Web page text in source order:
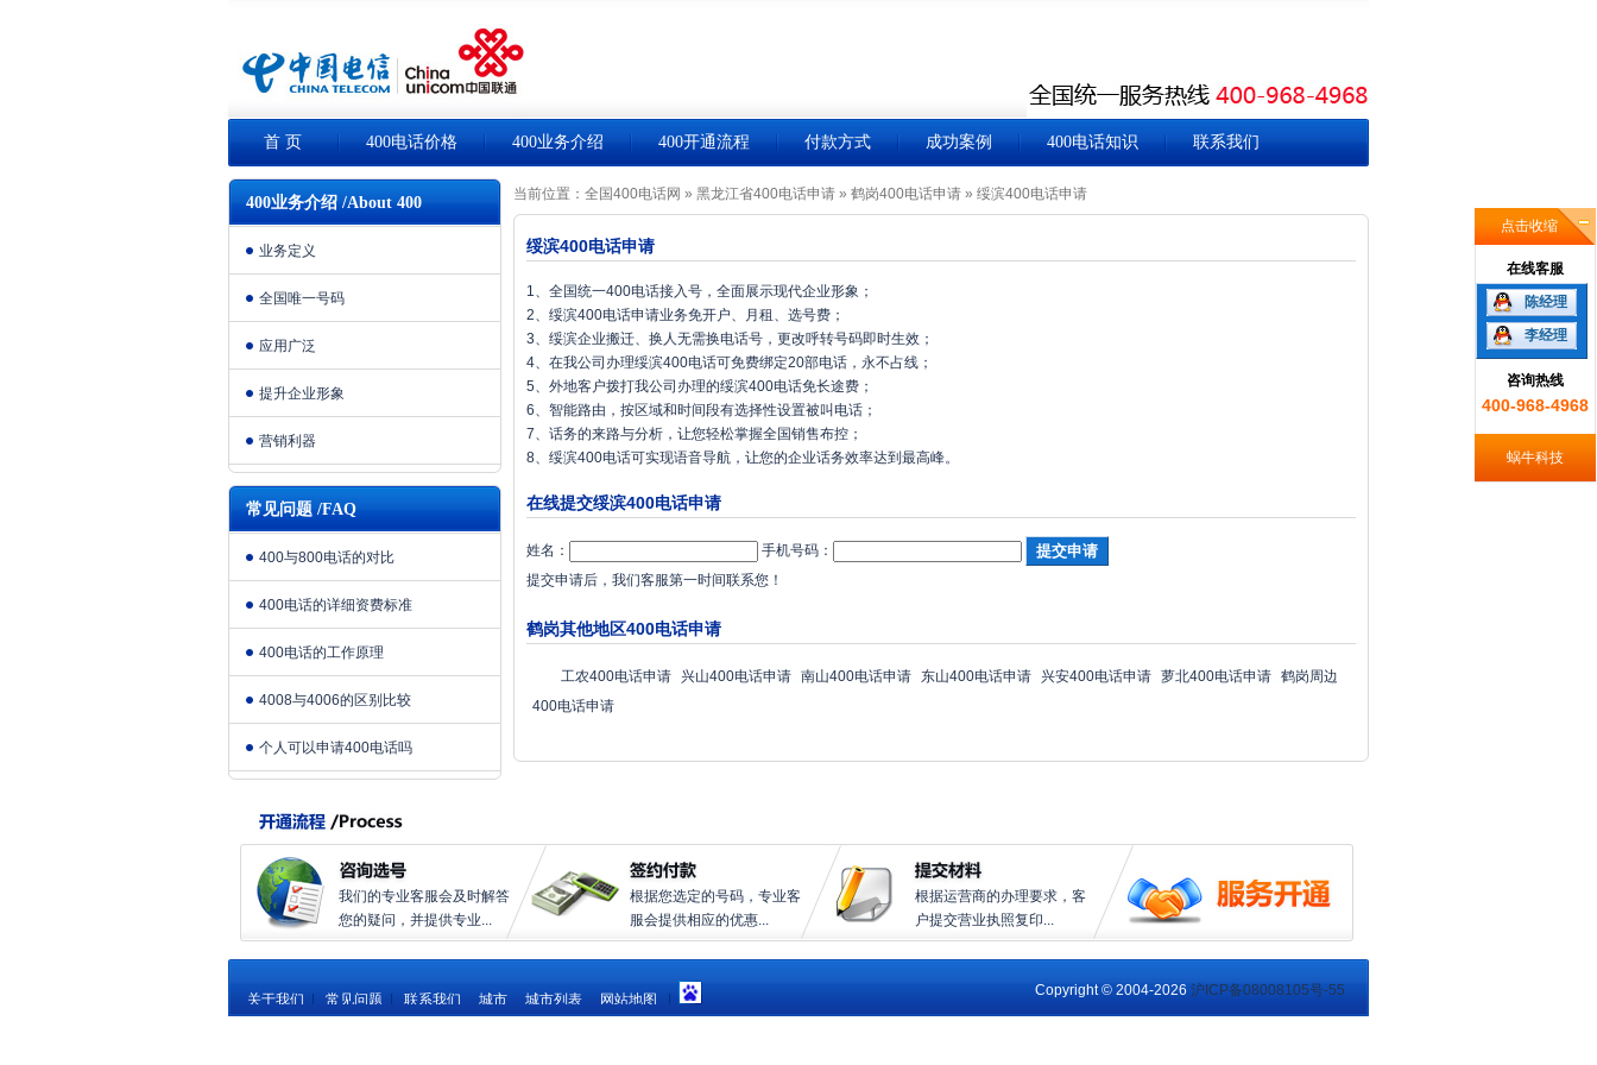
首 页 400电话价格 400业务介绍 400开通流程 付款方式 成功案例 400电话知识 联系我们
400业务介绍 /About 400
业务定义
全国唯一号码
应用广泛
提升企业形象
营销利器
常见问题 /FAQ
400与800电话的对比
400电话的详细资费标准
400电话的工作原理
4008与4006的区别比较
个人可以申请400电话吗
当前位置： 全国400电话网 » 黑龙江省400电话申请 » 鹤岗400电话申请 » 绥滨400电话申请
绥滨400电话申请
1、全国统一400电话接入号，全面展示现代企业形象；
2、绥滨400电话申请业务免开户、月租、选号费；
3、绥滨企业搬迁、换人无需换电话号，更改呼转号码即时生效；
4、在我公司办理绥滨400电话可免费绑定20部电话，永不占线；
5、外地客户拨打我公司办理的绥滨400电话免长途费；
6、智能路由，按区域和时间段有选择性设置被叫电话；
7、话务的来路与分析，让您轻松掌握全国销售布控；
8、绥滨400电话可实现语音导航，让您的企业话务效率达到最高峰。
在线提交绥滨400电话申请
姓名：
手机号码：
提交申请后，我们客服第一时间联系您！
鹤岗其他地区400电话申请
工农400电话申请 兴山400电话申请 南山400电话申请 东山400电话申请 兴安400电话申请 萝北400电话申请 鹤岗周边
400电话申请
我们的专业客服会及时解答
您的疑问，并提供专业...
根据您选定的号码，专业客
服会提供相应的优惠...
根据运营商的办理要求，客
户提交营业执照复印...
关于我们 常见问题 联系我们 城市 城市列表 网站地图
点击收缩
在线客服
陈经理
李经理
咨询热线
400-968-4968
蜗牛科技
Copyright © 2004-2026 沪ICP备08008105号-55